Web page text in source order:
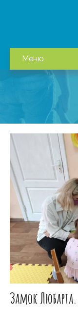
Меню
Замок Любарта.